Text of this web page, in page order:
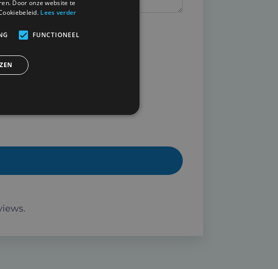
Door onze website te
Lees verder
FUNCTIONEEL